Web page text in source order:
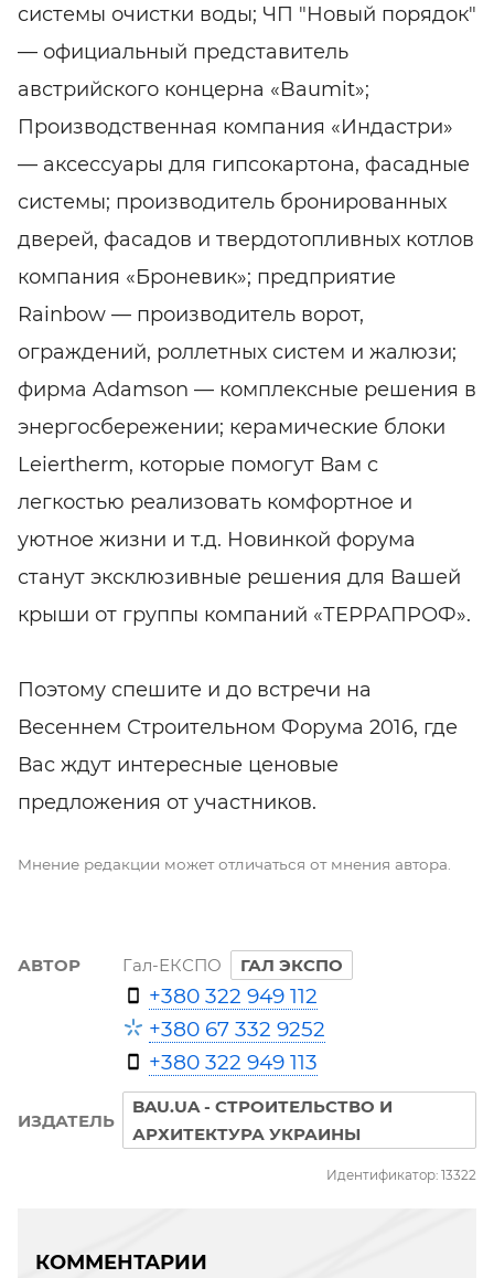
системы очистки воды; ЧП "Новый порядок"
— официальный представитель
австрийского концерна «Baumit»;
Производственная компания «Индастри»
— аксессуары для гипсокартона, фасадные
системы; производитель бронированных
дверей, фасадов и твердотопливных котлов
компания «Броневик»; предприятие
Rainbow — производитель ворот,
ограждений, роллетных систем и жалюзи;
фирма Adamson — комплексные решения в
энергосбережении; керамические блоки
Leiertherm, которые помогут Вам с
легкостью реализовать комфортное и
уютное жизни и т.д. Новинкой форума
станут эксклюзивные решения для Вашей
крыши от группы компаний «ТЕРРАПРОФ».
Поэтому спешите и до встречи на
Весеннем Строительном Форума 2016, где
Вас ждут интересные ценовые
предложения от участников.
Мнение редакции может отличаться от мнения автора.
АВТОР Гал-ЕКСПО ГАЛ ЭКСПО
+380 322 949 112
+380 67 332 9252
+380 322 949 113
ИЗДАТЕЛЬ
BAU.UA - СТРОИТЕЛЬСТВО И
АРХИТЕКТУРА УКРАИНЫ
Идентификатор: 13322
КОММЕНТАРИИ